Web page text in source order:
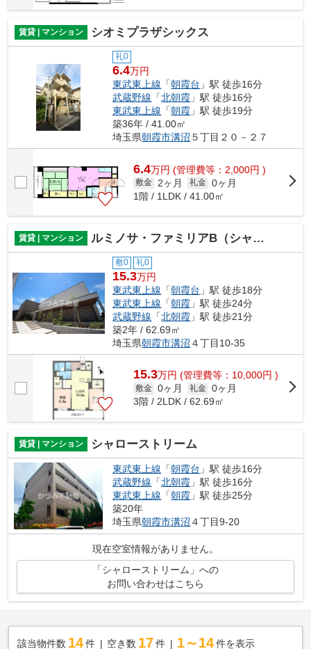
賃貸 | マンション シオミプラザシックス
礼0
6.4万円
東武東上線 「朝霞台 」駅 徒歩16分
武蔵野線 「北朝霞 」駅 徒歩16分
東武東上線 「朝霞 」駅 徒歩19分
築36年 / 41.00㎡
埼玉県朝霞市溝沼 ５丁目２０－２７
6.4万円 (管理費等：2,000円 )
敷金 2ヶ月 礼金 0ヶ月
1階 / 1LDK / 41.00㎡
賃貸 | マンション ルミノサ・ファミリアB（シャーメゾン）
敷0 礼0
15.3万円
東武東上線 「朝霞台 」駅 徒歩18分
東武東上線 「朝霞 」駅 徒歩24分
武蔵野線 「北朝霞 」駅 徒歩21分
築2年 / 62.69㎡
埼玉県朝霞市溝沼 ４丁目10-35
15.3万円 (管理費等：10,000円 )
敷金 0ヶ月 礼金 0ヶ月
3階 / 2LDK / 62.69㎡
賃貸 | マンション シャローストリーム
東武東上線 「朝霞台 」駅 徒歩16分
武蔵野線 「北朝霞 」駅 徒歩16分
東武東上線 「朝霞 」駅 徒歩25分
築20年
埼玉県朝霞市溝沼 ４丁目9-20
現在空室情報がありません。
「シャローストリーム」への
お問い合わせはこちら
該当物件数 14件 空き数 17 件 1～14 件を表示